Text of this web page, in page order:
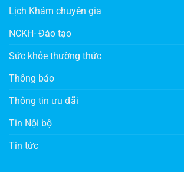
Lịch Khám chuyên gia
NCKH- Đào tạo
Sức khỏe thường thức
Thông báo
Thông tin ưu đãi
Tin Nội bộ
Tin tức